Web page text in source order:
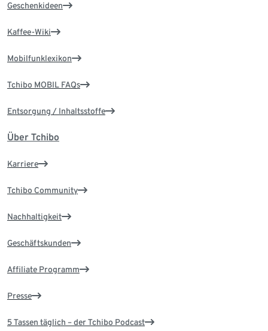
Geschenkideen
Kaffee-Wiki
Mobilfunklexikon
Tchibo MOBIL FAQs
Entsorgung / Inhaltsstoffe
Über Tchibo
Karriere
Tchibo Community
Nachhaltigkeit
Geschäftskunden
Affiliate Programm
Presse
5 Tassen täglich – der Tchibo Podcast